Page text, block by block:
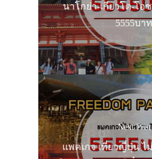
นาโกย่า-เกียวโต-โอ
5555บาท
Next Post
แพคเกจ เที่ยวญี่ปุ่น ไ